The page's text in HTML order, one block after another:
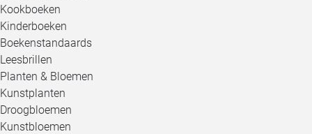
Kookboeken
Kinderboeken
Boekenstandaards
Leesbrillen
Planten & Bloemen
Kunstplanten
Droogbloemen
Kunstbloemen